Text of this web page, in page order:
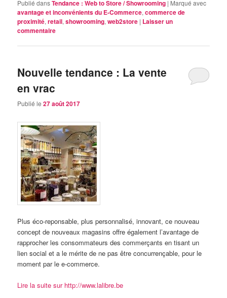
Publié dansTendance : Web to Store / Showrooming | Marqué avec
avantage et inconvénients du E-Commerce,commerce de
proximité,retail,showrooming,web2store | Laisser un
commentaire
Nouvelle tendance : La vente
en vrac
Publié le27 août 2017
Plus éco-reponsable, plus personnalisé, innovant, ce nouveau
concept de nouveaux magasins offre également l’avantage de
rapprocher les consommateurs des commerçants en tisant un
lien social et a le mérite de ne pas être concurrençable, pour le
moment par le e-commerce.
Lire la suite sur http://www.lalibre.be